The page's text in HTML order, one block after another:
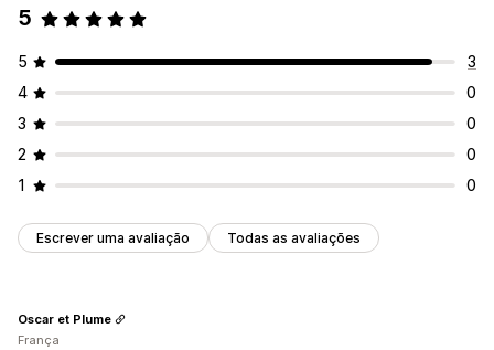
5
5
3
4
0
3
0
2
0
1
0
Escrever uma avaliação Todas as avaliações
Oscar et Plume
França